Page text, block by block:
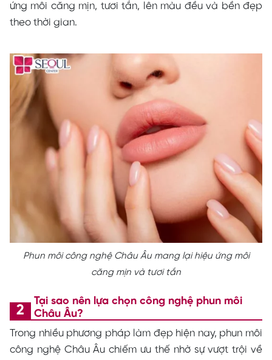
ứng môi căng mịn, tươi tắn, lên màu đều và bền đẹp
theo thời gian.
Phun môi công nghệ Châu Âu mang lại hiệu ứng môi
căng mịn và tươi tắn
Tại sao nên lựa chọn công nghệ phun môi
Châu Âu?
Trong nhiều phương pháp làm đẹp hiện nay, phun môi
công nghệ Châu Âu chiếm ưu thế nhờ sự vượt trội về